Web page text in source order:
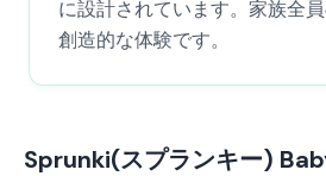
に設計されています。家族全
創造的な体験です。
Sprunki(スプランキー)